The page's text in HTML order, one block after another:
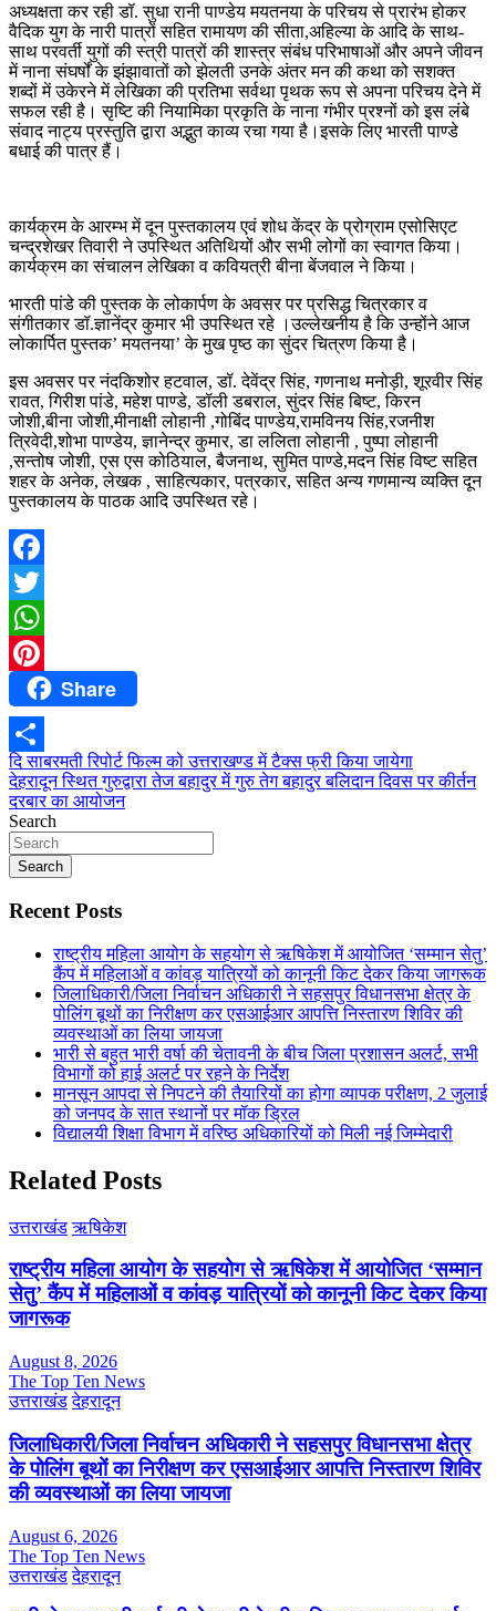
अध्यक्षता कर रही डॉ. सुधा रानी पाण्डेय मयतनया के परिचय से प्रारंभ होकर
वैदिक युग के नारी पात्रों सहित रामायण की सीता,अहिल्या के आदि के साथ-
साथ परवर्ती युगों की स्त्री पात्रों की शास्त्र संबंध परिभाषाओं और अपने जीवन
में नाना संघर्षों के झंझावातों को झेलती उनके अंतर मन की कथा को सशक्त
शब्दों में उकेरने में लेखिका की प्रतिभा सर्वथा पृथक रूप से अपना परिचय देने में
सफल रही है। सृष्टि की नियामिका प्रकृति के नाना गंभीर प्रश्नों को इस लंबे
संवाद नाट्य प्रस्तुति द्वारा अद्भुत काव्य रचा गया है।इसके लिए भारती पाण्डे
बधाई की पात्र हैं।
कार्यक्रम के आरम्भ में दून पुस्तकालय एवं शोध केंद्र के प्रोग्राम एसोसिएट
चन्द्रशेखर तिवारी ने उपस्थित अतिथियों और सभी लोगों का स्वागत किया।
कार्यक्रम का संचालन लेखिका व कवियत्री बीना बेंजवाल ने किया।
भारती पांडे की पुस्तक के लोकार्पण के अवसर पर प्रसिद्ध चित्रकार व
संगीतकार डॉ.ज्ञानेंद्र कुमार भी उपस्थित रहे ।उल्लेखनीय है कि उन्होंने आज
लोकार्पित पुस्तक’ मयतनया’ के मुख पृष्ठ का सुंदर चित्रण किया है।
इस अवसर पर नंदकिशोर हटवाल, डॉ. देवेंद्र सिंह, गणनाथ मनोड़ी, शूरवीर सिंह
रावत, गिरीश पांडे, महेश पाण्डे, डॉली डबराल, सुंदर सिंह बिष्ट, किरन
जोशी,बीना जोशी,मीनाक्षी लोहानी ,गोबिंद पाण्डेय,रामविनय सिंह,रजनीश
त्रिवेदी,शोभा पाण्डेय, ज्ञानेन्द्र कुमार, डा ललिता लोहानी , पुष्पा लोहानी
,सन्तोष जोशी, एस एस कोठियाल, बैजनाथ, सुमित पाण्डे,मदन सिंह विष्ट सहित
शहर के अनेक, लेखक , साहित्यकार, पत्रकार, सहित अन्य गणमान्य व्यक्ति दून
पुस्तकालय के पाठक आदि उपस्थित रहे।
Facebook
Twitter
WhatsApp
PinterestShare
Share
Post
navigation
दि साबरमती रिपोर्ट फिल्म को उत्तराखण्ड में टैक्स फ्री किया जायेगा
देहरादून स्थित गुरुद्वारा तेज बहादुर में गुरु तेग बहादुर बलिदान दिवस पर कीर्तन
दरबार का आयोजन
Search
Search
Recent Posts
राष्ट्रीय महिला आयोग के सहयोग से ऋषिकेश में आयोजित ‘सम्मान सेतु’
कैंप में महिलाओं व कांवड़ यात्रियों को कानूनी किट देकर किया जागरूक
जिलाधिकारी/जिला निर्वाचन अधिकारी ने सहसपुर विधानसभा क्षेत्र के
पोलिंग बूथों का निरीक्षण कर एसआईआर आपत्ति निस्तारण शिविर की
व्यवस्थाओं का लिया जायजा
भारी से बहुत भारी वर्षा की चेतावनी के बीच जिला प्रशासन अलर्ट, सभी
विभागों को हाई अलर्ट पर रहने के निर्देश
मानसून आपदा से निपटने की तैयारियों का होगा व्यापक परीक्षण, 2 जुलाई
को जनपद के सात स्थानों पर मॉक ड्रिल
विद्यालयी शिक्षा विभाग में वरिष्ठ अधिकारियों को मिली नई जिम्मेदारी
Related Posts
उत्तराखंड ऋषिकेश
राष्ट्रीय महिला आयोग के सहयोग से ऋषिकेश में आयोजित ‘सम्मान
सेतु’ कैंप में महिलाओं व कांवड़ यात्रियों को कानूनी किट देकर किया
जागरूक
August 8, 2026
The Top Ten News
उत्तराखंड देहरादून
जिलाधिकारी/जिला निर्वाचन अधिकारी ने सहसपुर विधानसभा क्षेत्र
के पोलिंग बूथों का निरीक्षण कर एसआईआर आपत्ति निस्तारण शिविर
की व्यवस्थाओं का लिया जायजा
August 6, 2026
The Top Ten News
उत्तराखंड देहरादून